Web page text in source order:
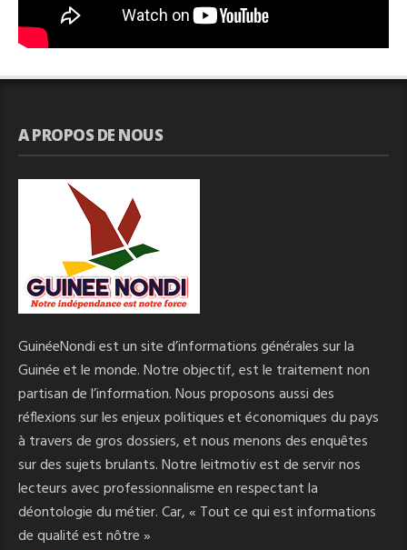
A PROPOS DE NOUS
GuinéeNondi est un site d’informations générales sur la
Guinée et le monde. Notre objectif, est le traitement non
partisan de l’information. Nous proposons aussi des
réflexions sur les enjeux politiques et économiques du pays
à travers de gros dossiers, et nous menons des enquêtes
sur des sujets brulants. Notre leitmotiv est de servir nos
lecteurs avec professionnalisme en respectant la
déontologie du métier. Car, « Tout ce qui est informations
de qualité est nôtre »